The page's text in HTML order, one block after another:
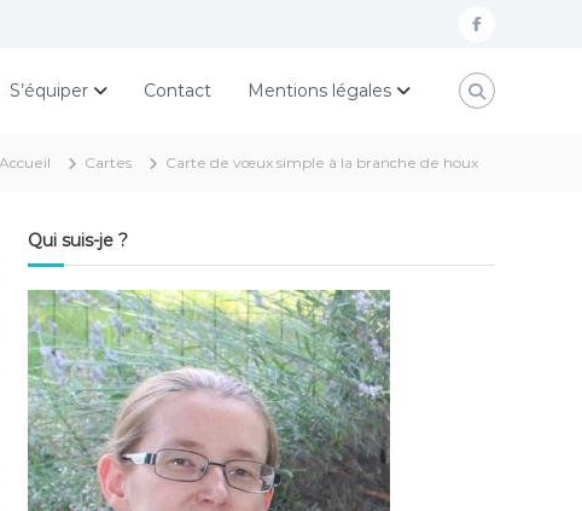
f
c
S’équiper Contact Mentions légales
Accueil Cartes Carte de vœux simple à la branche de houx
Qui suis-je ?